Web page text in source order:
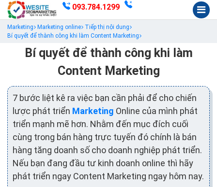
093.784.1299
Marketing Marketing online
Tiếp thị nội dung
Bí quyết để thành công khi làm Content Marketing
Bí quyết để thành công khi làm
Content Marketing
7 bước liệt kê ra việc bạn cần phải để cho chiến
lược phát triển Marketing Online của mình phát
triển mạnh mẽ hơn. Nhằm đến mục đích cuối
cùng trong bán hàng trực tuyến đó chính là bán
hàng tăng doanh số cho doanh nghiệp phát triển.
Nếu bạn đang đầu tư kinh doanh online thì hãy
phát triển ngay Content Marketing ngay hôm nay.